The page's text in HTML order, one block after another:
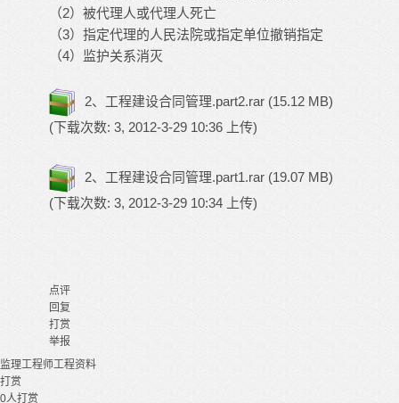
（2）被代理人或代理人死亡
（3）指定代理的人民法院或指定单位撤销指定
（4）监护关系消灭
2、工程建设合同管理.part2.rar (15.12 MB)
(下载次数: 3, 2012-3-29 10:36 上传)
2、工程建设合同管理.part1.rar (19.07 MB)
(下载次数: 3, 2012-3-29 10:34 上传)
点评
回复
打赏
举报
监理工程师工程资料
打赏
0人打赏